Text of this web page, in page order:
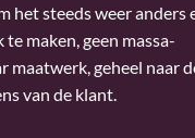
het steeds weer anders
maken, geen massa-
maatwerk, geheel naar
van de klant.